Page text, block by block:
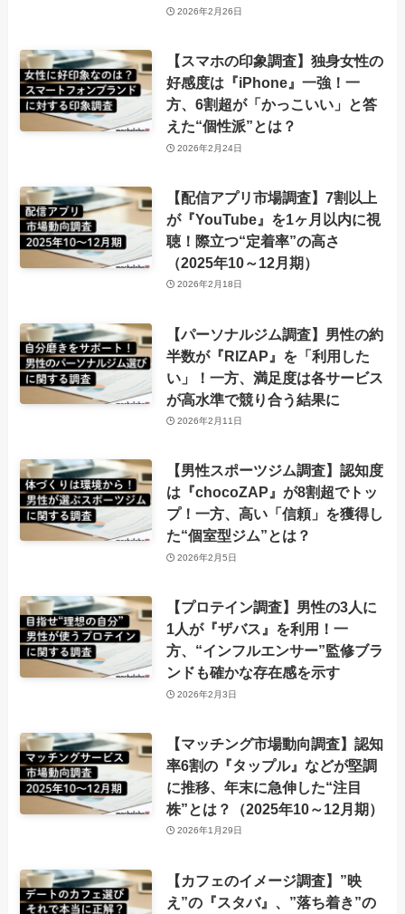
2026年2月26日
【スマホの印象調査】独身女性の
好感度は『iPhone』一強！一
方、6割超が「かっこいい」と答
えた“個性派”とは？
2026年2月24日
【配信アプリ市場調査】7割以上
が『YouTube』を1ヶ月以内に視
聴！際立つ“定着率”の高さ
（2025年10～12月期）
2026年2月18日
【パーソナルジム調査】男性の約
半数が『RIZAP』を「利用した
い」！一方、満足度は各サービス
が高水準で競り合う結果に
2026年2月11日
【男性スポーツジム調査】認知度
は『chocoZAP』が8割超でトッ
プ！一方、高い「信頼」を獲得し
た“個室型ジム”とは？
2026年2月5日
【プロテイン調査】男性の3人に
1人が『ザバス』を利用！一
方、“インフルエンサー”監修ブラ
ンドも確かな存在感を示す
2026年2月3日
【マッチング市場動向調査】認知
率6割の『タップル』などが堅調
に推移、年末に急伸した“注目
株”とは？（2025年10～12月期）
2026年1月29日
【カフェのイメージ調査】”映
え”の『スタバ』、”落ち着き”の